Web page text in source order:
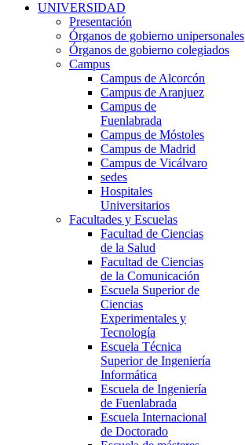
UNIVERSIDAD
Presentación
Órganos de gobierno unipersonales
Órganos de gobierno colegiados
Campus
Campus de Alcorcón
Campus de Aranjuez
Campus de
Fuenlabrada
Campus de Móstoles
Campus de Madrid
Campus de Vicálvaro
sedes
Hospitales
Universitarios
Facultades y Escuelas
Facultad de Ciencias
de la Salud
Facultad de Ciencias
de la Comunicación
Escuela Superior de
Ciencias
Experimentales y
Tecnología
Escuela Técnica
Superior de Ingeniería
Informática
Escuela de Ingeniería
de Fuenlabrada
Escuela Internacional
de Doctorado